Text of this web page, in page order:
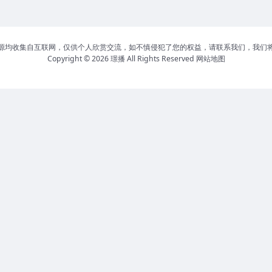
均收集自互联网，仅供个人欣赏交流，如不慎侵犯了您的权益，请联系我们，我们
Copyright © 2026璟播All Rights Reserved 网站地图